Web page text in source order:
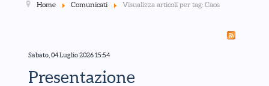
Home Comunicati Visualizza articoli per tag: Caos
Sabato, 04 Luglio 2026 15:54
Presentazione